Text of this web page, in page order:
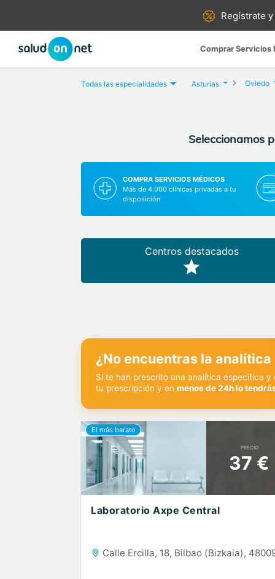
Regístrate y
Comprar Servicios
Todas las especialidades Asturias Oviedo
Seleccionamos
COMPRA SERVICIOS MÉDICOS
Más de 4.000 clínicas privadas a tu
disposición
Centros destacados
¿No encuentras la
Si te han prescrito una analítica específica y
tu prescripción y en menos de 24h lo
PRECIO
37 €
Laboratorio Axpe Central
Calle Ercilla, 18, Bilbao (Bizkaia),